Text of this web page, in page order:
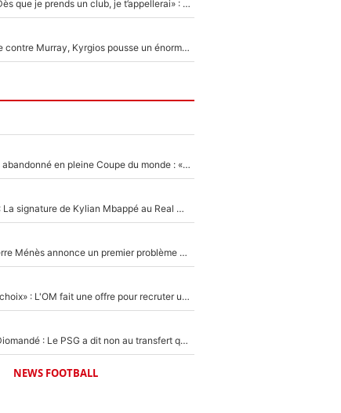
Mercato - OM - «Dès que je prends un club, je t’appellerai» : La promesse de Marcelino au moment de claquer la porte
Victime de racisme contre Murray, Kyrgios pousse un énorme coup de gueule !
Didier Deschamps abandonné en pleine Coupe du monde : «La FFF était déjà passée à Zinedine Zidane»
«C'est une fierté» : La signature de Kylian Mbappé au Real Madrid continue de régaler l'Espagne
Michael Olise : Pierre Ménès annonce un premier problème pour Zinedine Zidane en équipe de France
«C’est un très bon choix» : L'OM fait une offre pour recruter un ancien joueur du PSG... et c'est validé dans l'After Foot !
140M€ pour Yan Diomandé : Le PSG a dit non au transfert qui bat tous les records sur le mercato
NEWS FOOTBALL